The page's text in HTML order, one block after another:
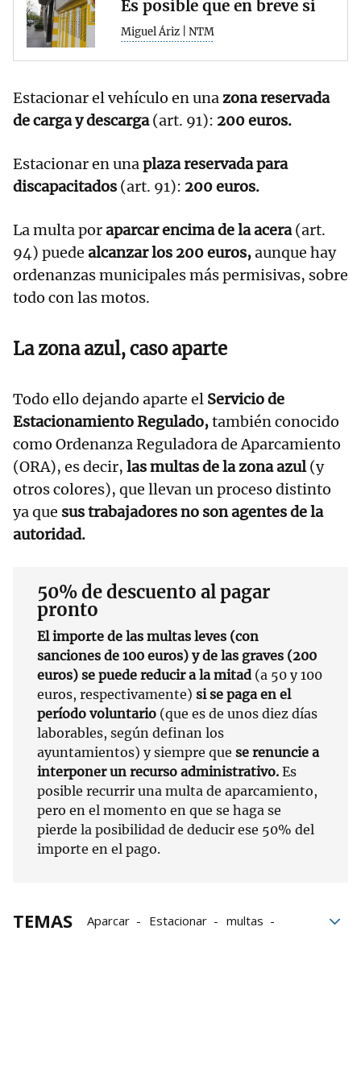
Es posible que en breve sí
Miguel Áriz | NTM
Estacionar el vehículo en unazona reservada
de carga y descarga(art. 91): 200 euros.
Estacionar en unaplaza reservada para
discapacitados (art. 91): 200 euros.
La multa poraparcar encima de la acera(art.
94) puede alcanzar los 200 euros,aunque hay
ordenanzas municipales más permisivas, sobre
todo con las motos.
La zona azul, caso aparte
Todo ello dejando aparte el Servicio de
Estacionamiento Regulado,también conocido
como Ordenanza Reguladora de Aparcamiento
(ORA), es decir, las multas de la zona azul(y
otros colores), que llevan un proceso distinto
ya que sus trabajadores no son agentes de la
autoridad.
50% de descuento al pagar
pronto
El importe de las multas leves (con
sanciones de 100 euros) y de las graves (200
euros) se puede reducir a la mitad (a 50 y 100
euros, respectivamente) si se paga en el
período voluntario (que es de unos diez días
laborables, según definan los
ayuntamientos) y siempre que se renuncie a
interponer un recurso administrativo. Es
posible recurrir una multa de aparcamiento,
pero en el momento en que se haga se
pierde la posibilidad de deducir ese 50% del
importe en el pago.
TEMAS Aparcar Estacionar
multas